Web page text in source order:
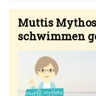
Muttis
schwimmen